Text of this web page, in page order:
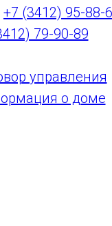
+7 (3412) 95-88-
79-90-89
управления
о доме